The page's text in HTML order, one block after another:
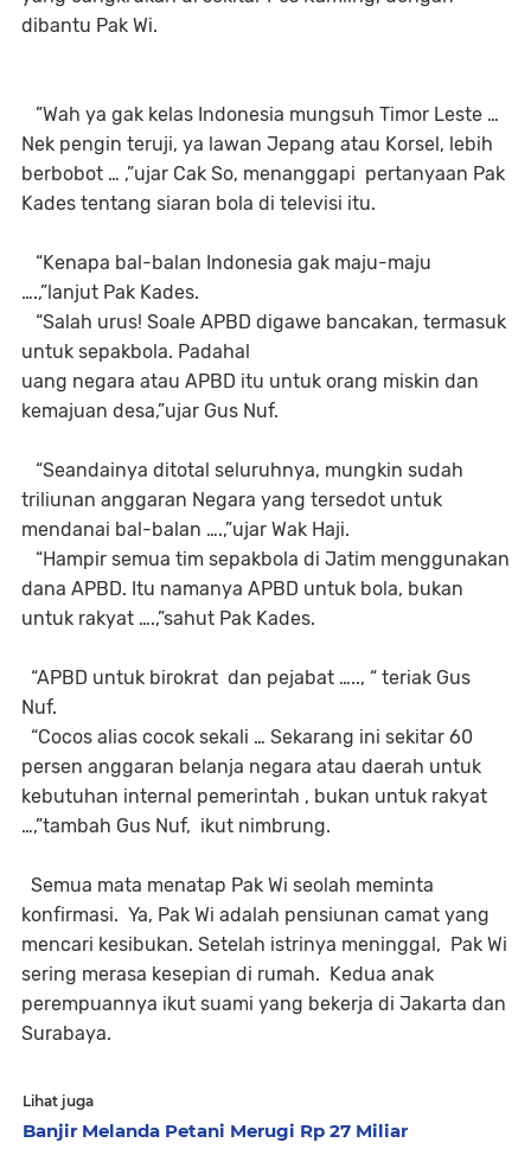
dibantu Pak Wi.
”Wah ya gak kelas Indonesia mungsuh Timor Leste …
Nek pengin teruji, ya lawan Jepang atau Korsel, lebih
berbobot … ,”ujar Cak So, menanggapi pertanyaan Pak
Kades tentang siaran bola di televisi itu.
“Kenapa bal-balan Indonesia gak maju-maju
….,”lanjut Pak Kades.
“Salah urus! Soale APBD digawe bancakan, termasuk
untuk sepakbola. Padahal
uang negara atau APBD itu untuk orang miskin dan
kemajuan desa,”ujar Gus Nuf.
“Seandainya ditotal seluruhnya, mungkin sudah
triliunan anggaran Negara yang tersedot untuk
mendanai bal-balan ….,”ujar Wak Haji.
“Hampir semua tim sepakbola di Jatim menggunakan
dana APBD. Itu namanya APBD untuk bola, bukan
untuk rakyat ….,”sahut Pak Kades.
“APBD untuk birokrat dan pejabat ….., “ teriak Gus
Nuf.
“Cocos alias cocok sekali … Sekarang ini sekitar 60
persen anggaran belanja negara atau daerah untuk
kebutuhan internal pemerintah , bukan untuk rakyat
…,”tambah Gus Nuf, ikut nimbrung.
Semua mata menatap Pak Wi seolah meminta
konfirmasi. Ya, Pak Wi adalah pensiunan camat yang
mencari kesibukan. Setelah istrinya meninggal, Pak Wi
sering merasa kesepian di rumah. Kedua anak
perempuannya ikut suami yang bekerja di Jakarta dan
Surabaya.
Lihat juga
Banjir Melanda Petani Merugi Rp 27 Miliar